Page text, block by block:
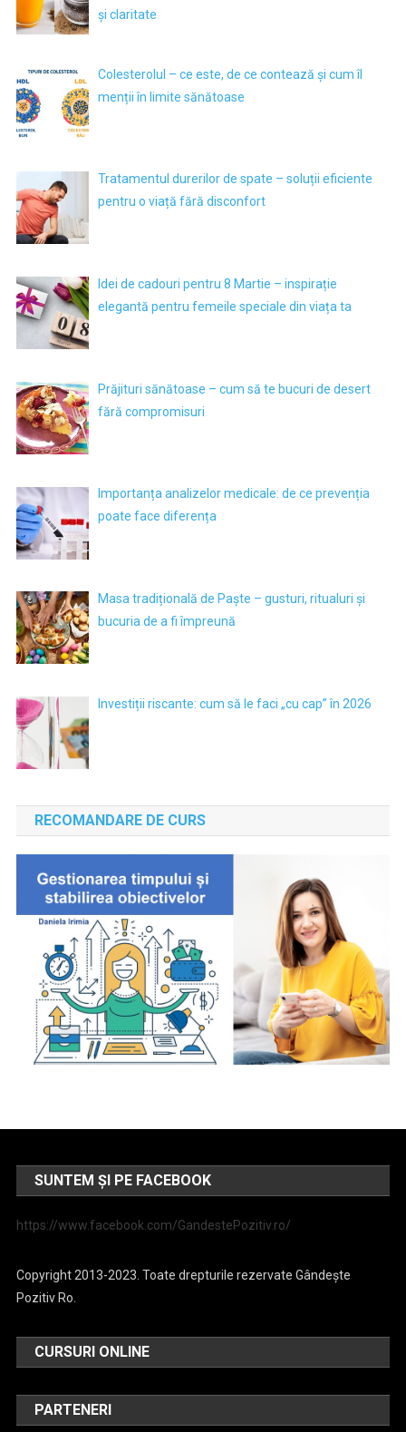
și claritate
Colesterolul – ce este, de ce contează și cum îl
menții în limite sănătoase
Tratamentul durerilor de spate – soluții eficiente
pentru o viață fără disconfort
Idei de cadouri pentru 8 Martie – inspirație
elegantă pentru femeile speciale din viața ta
Prăjituri sănătoase – cum să te bucuri de desert
fără compromisuri
Importanța analizelor medicale: de ce prevenția
poate face diferența
Masa tradițională de Paște – gusturi, ritualuri și
bucuria de a fi împreună
Investiții riscante: cum să le faci „cu cap” în 2026
RECOMANDARE DE CURS
SUNTEM ȘI PE FACEBOOK
https://www.facebook.com/GandestePozitiv.ro/
Copyright 2013-2023. Toate drepturile rezervate Gândește
Pozitiv Ro.
CURSURI ONLINE
PARTENERI